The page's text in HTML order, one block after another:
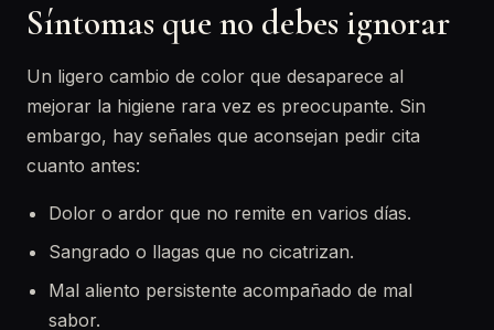
Síntomas que no debes ignorar
Un ligero cambio de color que desaparece al
mejorar la higiene rara vez es preocupante. Sin
embargo, hay señales que aconsejan pedir cita
cuanto antes:
Dolor o ardor que no remite en varios días.
Sangrado o llagas que no cicatrizan.
Mal aliento persistente acompañado de mal
sabor.